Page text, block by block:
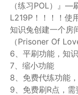
（练习POL）』—
L219P！！！！使
知识兔创建一个房
（Prisoner Of
6、平刷功能，知
7、缩小功能
8、免费代练功能
9、免费刷R点，